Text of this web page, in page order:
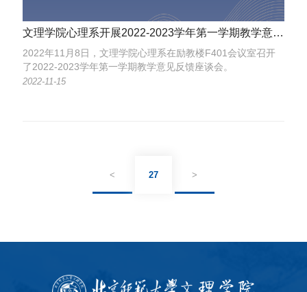
文理学院心理系开展2022-2023学年第一学期教学意见反馈座谈会
2022年11月8日，文理学院心理系在励教楼F401会议室召开
了2022-2023学年第一学期教学意见反馈座谈会。
2022-11-15
< 27 >